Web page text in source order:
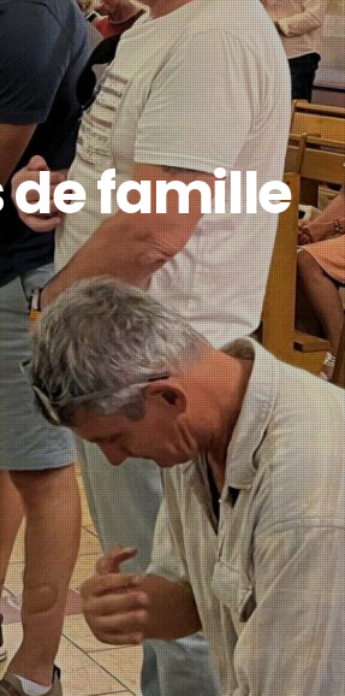
de famille